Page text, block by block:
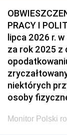
PRACY I
lipca 2026 r.
za rok 2025 z
niektórych
osoby
Monitor Polski